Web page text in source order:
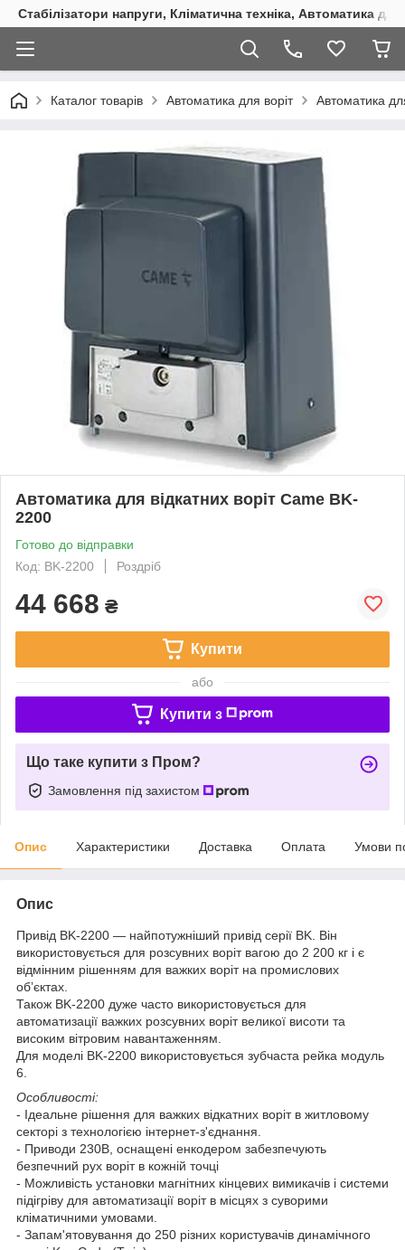
Стабілізатори напруги, Кліматична техніка, Автоматика
Каталог товарів Автоматика для воріт Автоматика
Автоматика для відкатних воріт Came BK-
2200
Готово до відправки
Код: BK-2200
Роздріб
44 668 ₴
Купити
або
Купити з
Що таке купити з Пром?
Замовлення під захистом
Опис Характеристики Доставка Оплата Умови
Опис
Привід BK-2200 — найпотужніший привід серії BK. Він
використовується для розсувних воріт вагою до 2 200 кг і є
відмінним рішенням для важких воріт на промислових
об’єктах.
Також BK-2200 дуже часто використовується для
автоматизації важких розсувних воріт великої висоти та
високим вітровим навантаженням.
Для моделі BK-2200 використовується зубчаста рейка модуль
6.
Особливості:
- Ідеальне рішення для важких відкатних воріт в житловому
секторі з технологією інтернет-з'єднання.
- Приводи 230В, оснащені енкодером забезпечують
безпечний рух воріт в кожній точці
- Можливість установки магнітних кінцевих вимикачів і системи
підігріву для автоматизації воріт в місцях з суворими
кліматичними умовами.
- Запам'ятовування до 250 різних користувачів динамічного